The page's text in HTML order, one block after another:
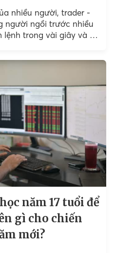
nhiều người, trader -
người ngồi trước nhiều
trong vài giây và dễ
năm 17 tuổi để
gì cho chiến
mới?